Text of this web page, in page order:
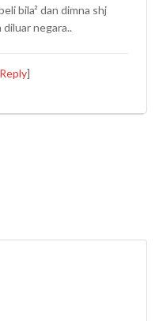
bila² dan dimna shj
negara..
Reply]